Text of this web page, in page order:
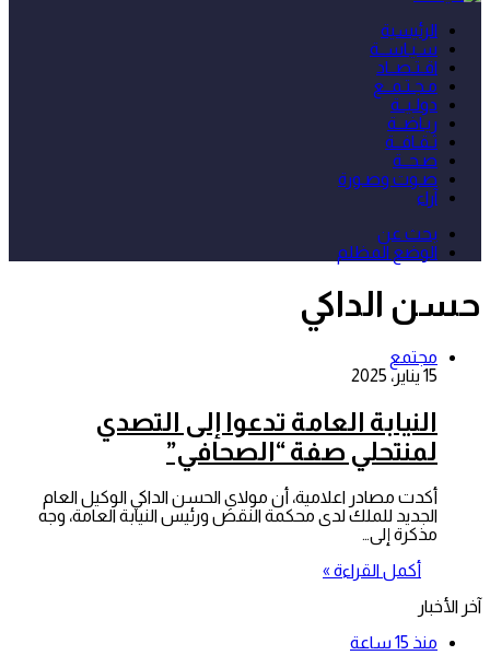
الرئيسية
سـيـاســة
اقـتـصــاد
مـجـتـمــع
دولـيــة
ريـاضــة
ثـقـافــة
صـحــة
صـوت وصـورة
آراء
بحث عن
الوضع المظلم
حسن الداكي
مجتمع
15 يناير، 2025
النيابة العامة تدعوا إلى التصدي
لمنتحلي صفة “الصحافي”
أكدت مصادر اعلامية، أن مولاي الحسن الداكي الوكيل العام
الجديد للملك لدى محكمة النقض ورئيس النيابة العامة، وجه
مذكرة إلى…
أكمل القراءة »
آخر الأخبار
منذ 15 ساعة